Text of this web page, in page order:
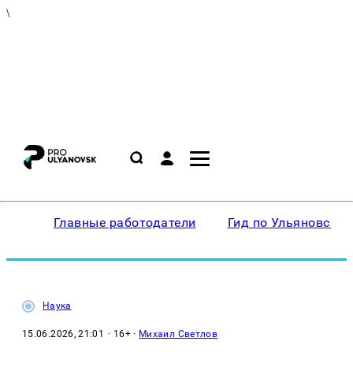
\
Главные работодатели Гид по Ульяновску
Наука
15.06.2026, 21:01 · 16+ · Михаил Светлов